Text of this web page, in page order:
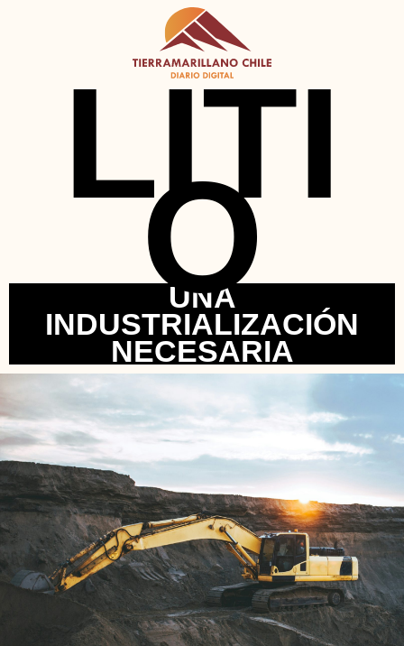
LITI
O
UNA
INDUSTRIALIZACIÓN
NECESARIA